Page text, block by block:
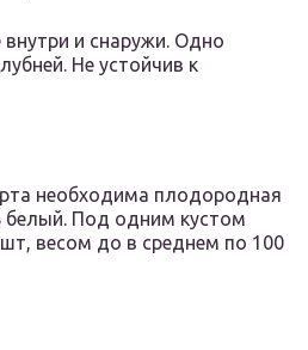
и снаружи. Одно
Не устойчив к
необходима плодородная
белый. Под одним кустом
весом до в среднем по 100